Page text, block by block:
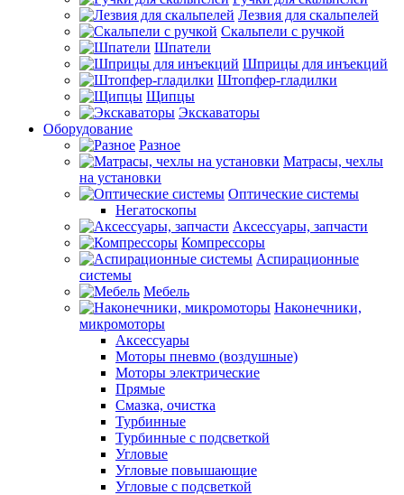
Лезвия для скальпелей
Скальпели с ручкой
Шпатели
Шприцы для инъекций
Штопфер-гладилки
Щипцы
Экскаваторы
Оборудование
Разное
Матрасы, чехлы
на установки
Оптические системы
Негатоскопы
Аксессуары, запчасти
Компрессоры
Аспирационные
системы
Мебель
Наконечники,
микромоторы
Аксессуары
Моторы пневмо (воздушные)
Моторы электрические
Прямые
Смазка, очистка
Турбинные
Турбинные с подсветкой
Угловые
Угловые повышающие
Угловые с подсветкой